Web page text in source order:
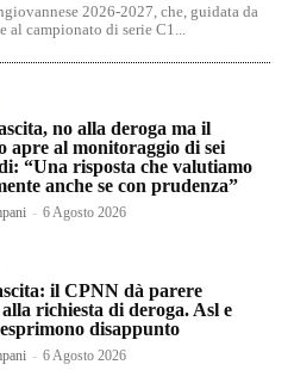
2026-2027, che, guidata da
campionato di serie C1...
no alla deroga ma il
apre al monitoraggio di sei
“Una risposta che valutiamo
anche se con prudenza”
- 6 Agosto 2026
il CPNN dà parere
richiesta di deroga. Asl e
disappunto
- 6 Agosto 2026